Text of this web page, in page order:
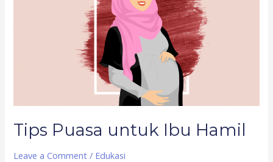
Tips Puasa untuk Ibu Hamil
Leave a Comment / Edukasi